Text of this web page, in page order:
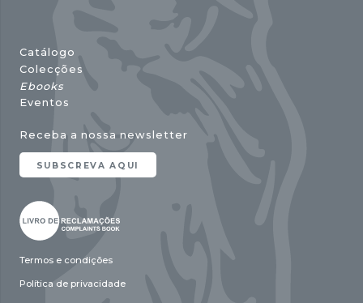
Catálogo
Colecções
Ebooks
Eventos
Receba a nossa newsletter
SUBSCREVA AQUI
Termos e condições
Política de privacidade